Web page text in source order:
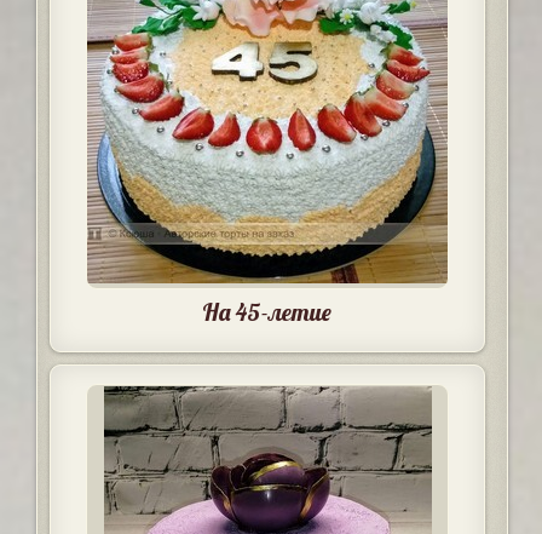
На 45-летие